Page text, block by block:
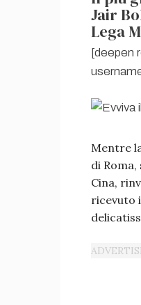
Jair
Lega
[deepen
Mentre
di
Cina,
ricevuto